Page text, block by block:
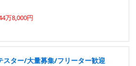
万8,000円
スター/大量募集/フリーター歓迎